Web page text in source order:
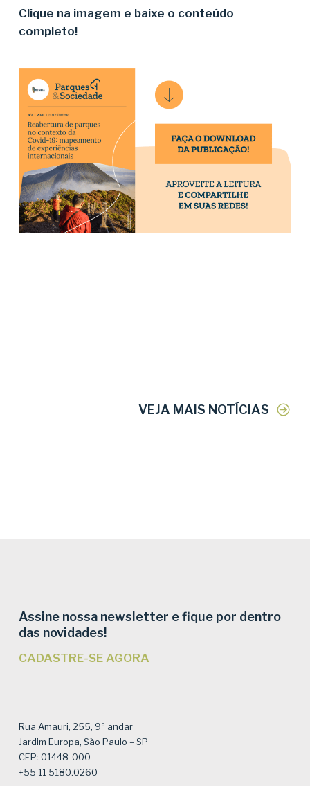
Clique na imagem e baixe o conteúdo
completo!
VEJA MAIS NOTÍCIAS
Assine nossa newsletter e fique por dentro
das novidades!
CADASTRE-SE AGORA
Rua Amauri, 255, 9º andar
Jardim Europa, São Paulo – SP
CEP: 01448-000
+55 11 5180.0260